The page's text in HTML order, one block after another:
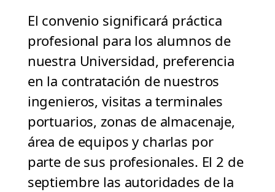
El convenio significará práctica
profesional para los alumnos de
nuestra Universidad, preferencia
en la contratación de nuestros
ingenieros, visitas a terminales
portuarios, zonas de almacenaje,
área de equipos y charlas por
parte de sus profesionales. El 2 de
septiembre las autoridades de la